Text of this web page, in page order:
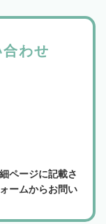
わせ
ページに記載さ
ームからお問い